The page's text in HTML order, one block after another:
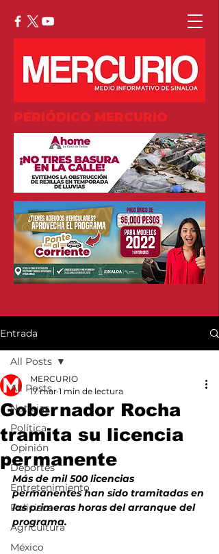
PERIÓDICO MERCURIO
Entrada
All Posts
Noticias
Política
Opinión
Deportes
Entretenimiento
Policiaca
Agricultura
México
All Posts
Gobernador Rocha
tramita su licencia
permanente
MERCURIO
17 mar 1 min de lectura
Más de mil 500 licencias
permanentes han sido tramitadas en
las primeras horas del arranque del
programa.